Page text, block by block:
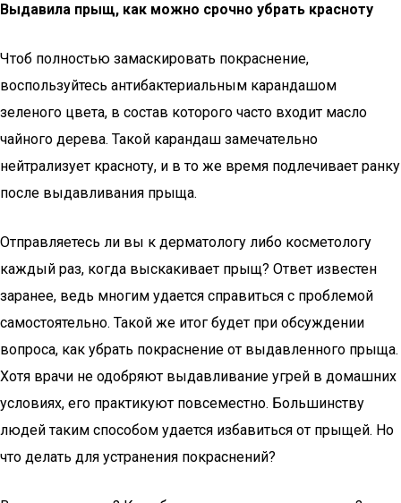
Выдавила прыщ, как можно срочно убрать красноту
Чтоб полностью замаскировать покраснение,
воспользуйтесь антибактериальным карандашом
зеленого цвета, в состав которого часто входит масло
чайного дерева. Такой карандаш замечательно
нейтрализует красноту, и в то же время подлечивает ранку
после выдавливания прыща.
Отправляетесь ли вы к дерматологу либо косметологу
каждый раз, когда выскакивает прыщ? Ответ известен
заранее, ведь многим удается справиться с проблемой
самостоятельно. Такой же итог будет при обсуждении
вопроса, как убрать покраснение от выдавленного прыща.
Хотя врачи не одобряют выдавливание угрей в домашних
условиях, его практикуют повсеместно. Большинству
людей таким способом удается избавиться от прыщей. Но
что делать для устранения покраснений?